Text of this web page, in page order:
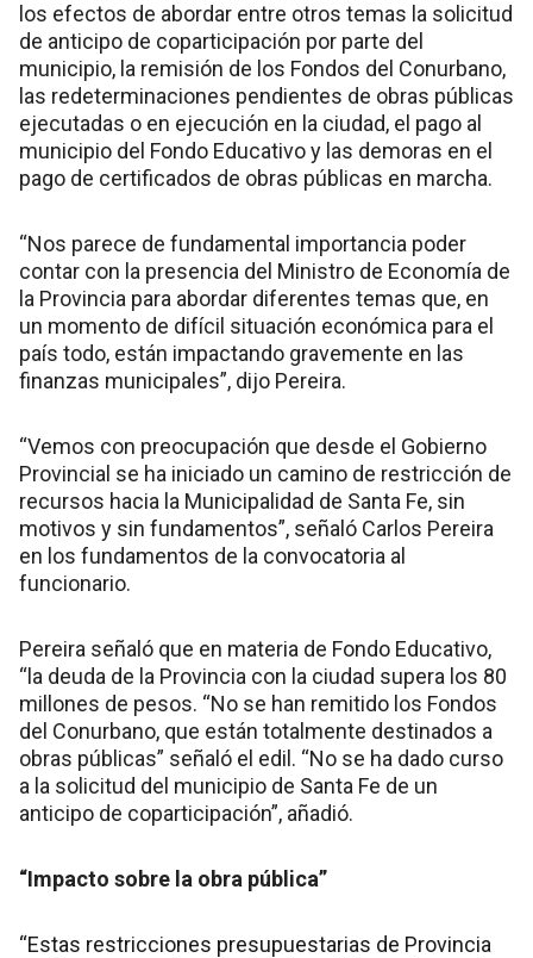
los efectos de abordar entre otros temas la solicitud
de anticipo de coparticipación por parte del
municipio, la remisión de los Fondos del Conurbano,
las redeterminaciones pendientes de obras públicas
ejecutadas o en ejecución en la ciudad, el pago al
municipio del Fondo Educativo y las demoras en el
pago de certificados de obras públicas en marcha.
“Nos parece de fundamental importancia poder
contar con la presencia del Ministro de Economía de
la Provincia para abordar diferentes temas que, en
un momento de difícil situación económica para el
país todo, están impactando gravemente en las
finanzas municipales”, dijo Pereira.
“Vemos con preocupación que desde el Gobierno
Provincial se ha iniciado un camino de restricción de
recursos hacia la Municipalidad de Santa Fe, sin
motivos y sin fundamentos”, señaló Carlos Pereira
en los fundamentos de la convocatoria al
funcionario.
Pereira señaló que en materia de Fondo Educativo,
“la deuda de la Provincia con la ciudad supera los 80
millones de pesos. “No se han remitido los Fondos
del Conurbano, que están totalmente destinados a
obras públicas” señaló el edil. “No se ha dado curso
a la solicitud del municipio de Santa Fe de un
anticipo de coparticipación”, añadió.
“Impacto sobre la obra pública”
“Estas restricciones presupuestarias de Provincia